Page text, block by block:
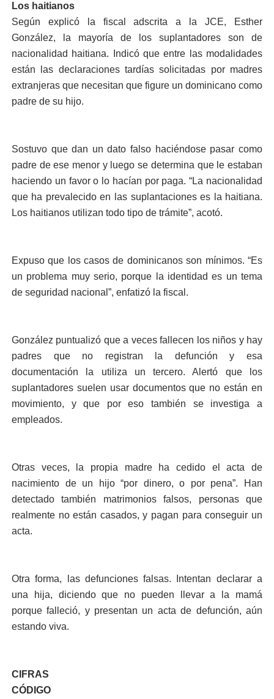
Los haitianos
Según explicó la fiscal adscrita a la JCE, Esther
González, la mayoría de los suplantadores son de
nacionalidad haitiana. Indicó que entre las modalidades
están las declaraciones tardías solicitadas por madres
extranjeras que necesitan que figure un dominicano como
padre de su hijo.
Sostuvo que dan un dato falso haciéndose pasar como
padre de ese menor y luego se determina que le estaban
haciendo un favor o lo hacían por paga. “La nacionalidad
que ha prevalecido en las suplantaciones es la haitiana.
Los haitianos utilizan todo tipo de trámite”, acotó.
Expuso que los casos de dominicanos son mínimos. “Es
un problema muy serio, porque la identidad es un tema
de seguridad nacional”, enfatizó la fiscal.
González puntualizó que a veces fallecen los niños y hay
padres que no registran la defunción y esa
documentación la utiliza un tercero. Alertó que los
suplantadores suelen usar documentos que no están en
movimiento, y que por eso también se investiga a
empleados.
Otras veces, la propia madre ha cedido el acta de
nacimiento de un hijo “por dinero, o por pena”. Han
detectado también matrimonios falsos, personas que
realmente no están casados, y pagan para conseguir un
acta.
Otra forma, las defunciones falsas. Intentan declarar a
una hija, diciendo que no pueden llevar a la mamá
porque falleció, y presentan un acta de defunción, aún
estando viva.
CIFRAS
CÓDIGO